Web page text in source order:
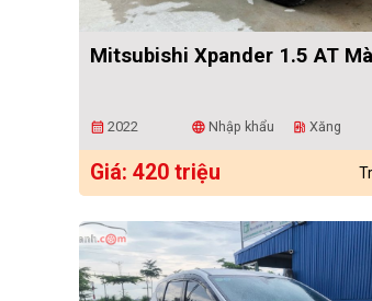
Mitsubishi Xpander 1.5 AT
calendar_month 2022 language Nhập khẩu ev_station Xăng
Giá: 420 triệu